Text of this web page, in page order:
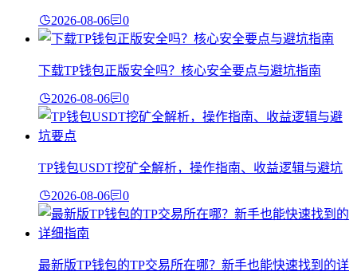
2026-08-06 0
下载TP钱包正版安全吗？核心安全要点与避坑指南
2026-08-06 0
TP钱包USDT挖矿全解析，操作指南、收益逻辑与避坑
2026-08-06 0
最新版TP钱包的TP交易所在哪？新手也能快速找到的详